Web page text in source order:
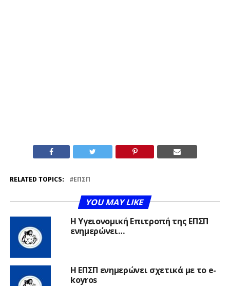
RELATED TOPICS: ΕΠΣΠ
YOU MAY LIKE
Η Υγειονομική Επιτροπή της ΕΠΣΠ
ενημερώνει…
Η ΕΠΣΠ ενημερώνει σχετικά με το e-
koyros